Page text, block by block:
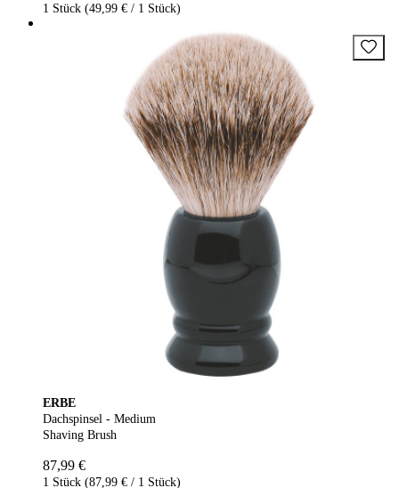
1 Stück (49,99 € / 1 Stück)
ERBE
Dachspinsel - Medium
Shaving Brush
87,99 €
1 Stück (87,99 € / 1 Stück)